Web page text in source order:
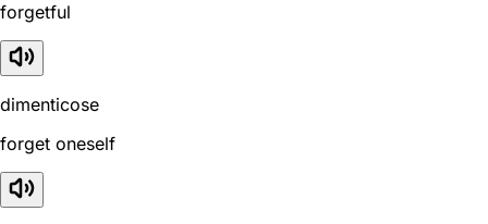
forgetful
dimenticose
forget oneself